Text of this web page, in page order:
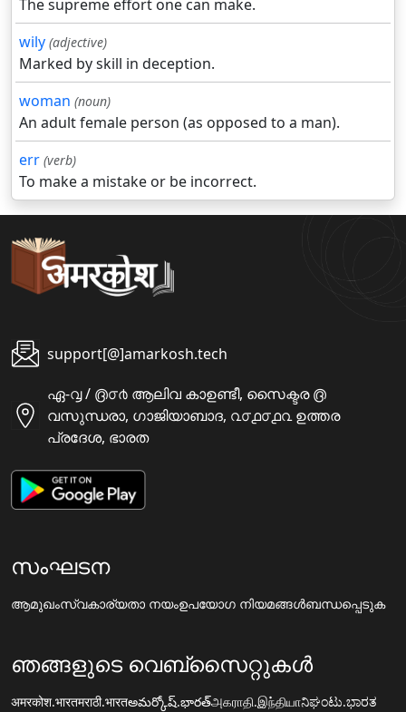
The supreme effort one can make.
wily (adjective)
Marked by skill in deception.
woman (noun)
An adult female person (as opposed to a man).
err (verb)
To make a mistake or be incorrect.
support[@]amarkosh.tech
ഏ-൮ / ൫൦൪ ആലിവ കാഉണ്ടീ, സൈക്ടര ൫
വസുന്ധരാ, ഗാജിയാബാദ, ൨൦൧൦൧൨ ഉത്തര
പ്രദേശ, ഭാരത
സംഘടന
ആമുഖംസ്വകാര്യതാ നയംഉപയോഗ നിയമങ്ങൾബന്ധപ്പെടുക
ഞങ്ങളുടെ വെബ്സൈറ്റുകൾ
अमरकोश.भारतमराठी.भारतఅమర్కోష్.భారత్அகராதி.இந்தியாನಿಘಂಟು.ಭಾರತ